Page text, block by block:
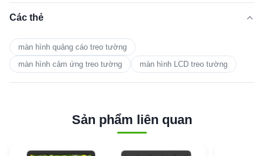
Các thẻ
màn hình quảng cáo treo tường
màn hình cảm ứng treo tường
màn hình LCD treo tường
Sản phẩm liên quan